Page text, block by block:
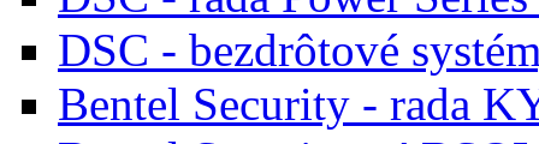
DSC - bezdrôtové
Bentel Security - rada